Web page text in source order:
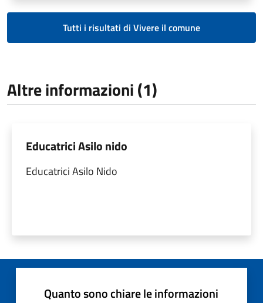
Tutti i risultati di Vivere il comune
Altre informazioni (1)
Educatrici Asilo nido
Educatrici Asilo Nido
Quanto sono chiare le informazioni